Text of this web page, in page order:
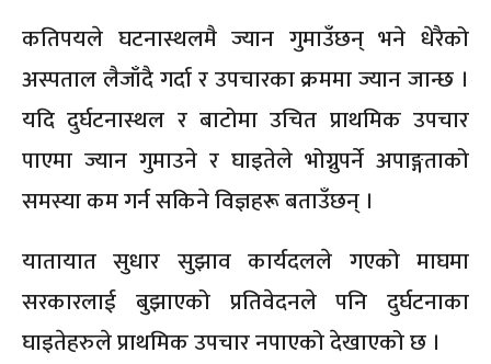
कतिपयले घटनास्थलमै ज्यान गुमाउँछन् भने धेरैको
अस्पताल लैजाँदै गर्दा र उपचारका क्रममा ज्यान जान्छ ।
यदि दुर्घटनास्थल र बाटोमा उचित प्राथमिक उपचार
पाएमा ज्यान गुमाउने र घाइतेले भोग्नुपर्ने अपाङ्गताको
समस्या कम गर्न सकिने विज्ञहरू बताउँछन् ।
यातायात सुधार सुझाव कार्यदलले गएको माघमा
सरकारलाई बुझाएको प्रतिवेदनले पनि दुर्घटनाका
घाइतेहरुले प्राथमिक उपचार नपाएको देखाएको छ ।